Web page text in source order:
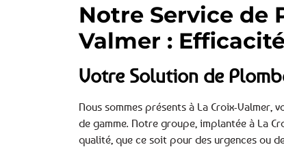
Notre Service de
Valmer :
Votre Solution de
Nous sommes présents à La Croix-
de gamme. Notre groupe, implantée à La
qualité, que ce soit pour des urgences ou